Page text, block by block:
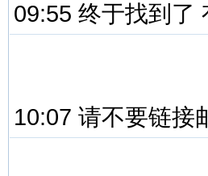
09:55 终于找到了
10:07 请不要链接